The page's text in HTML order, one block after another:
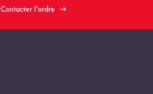
Contacter l'ordre